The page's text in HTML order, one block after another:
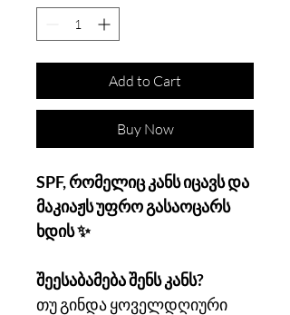
Add to Cart
Buy Now
SPF, რომელიც კანს იცავს და
მაკიაჟს უფრო გასაოცარს
ხდის ✨
შეესაბამება შენს კანს?
თუ გინდა ყოველდღიური